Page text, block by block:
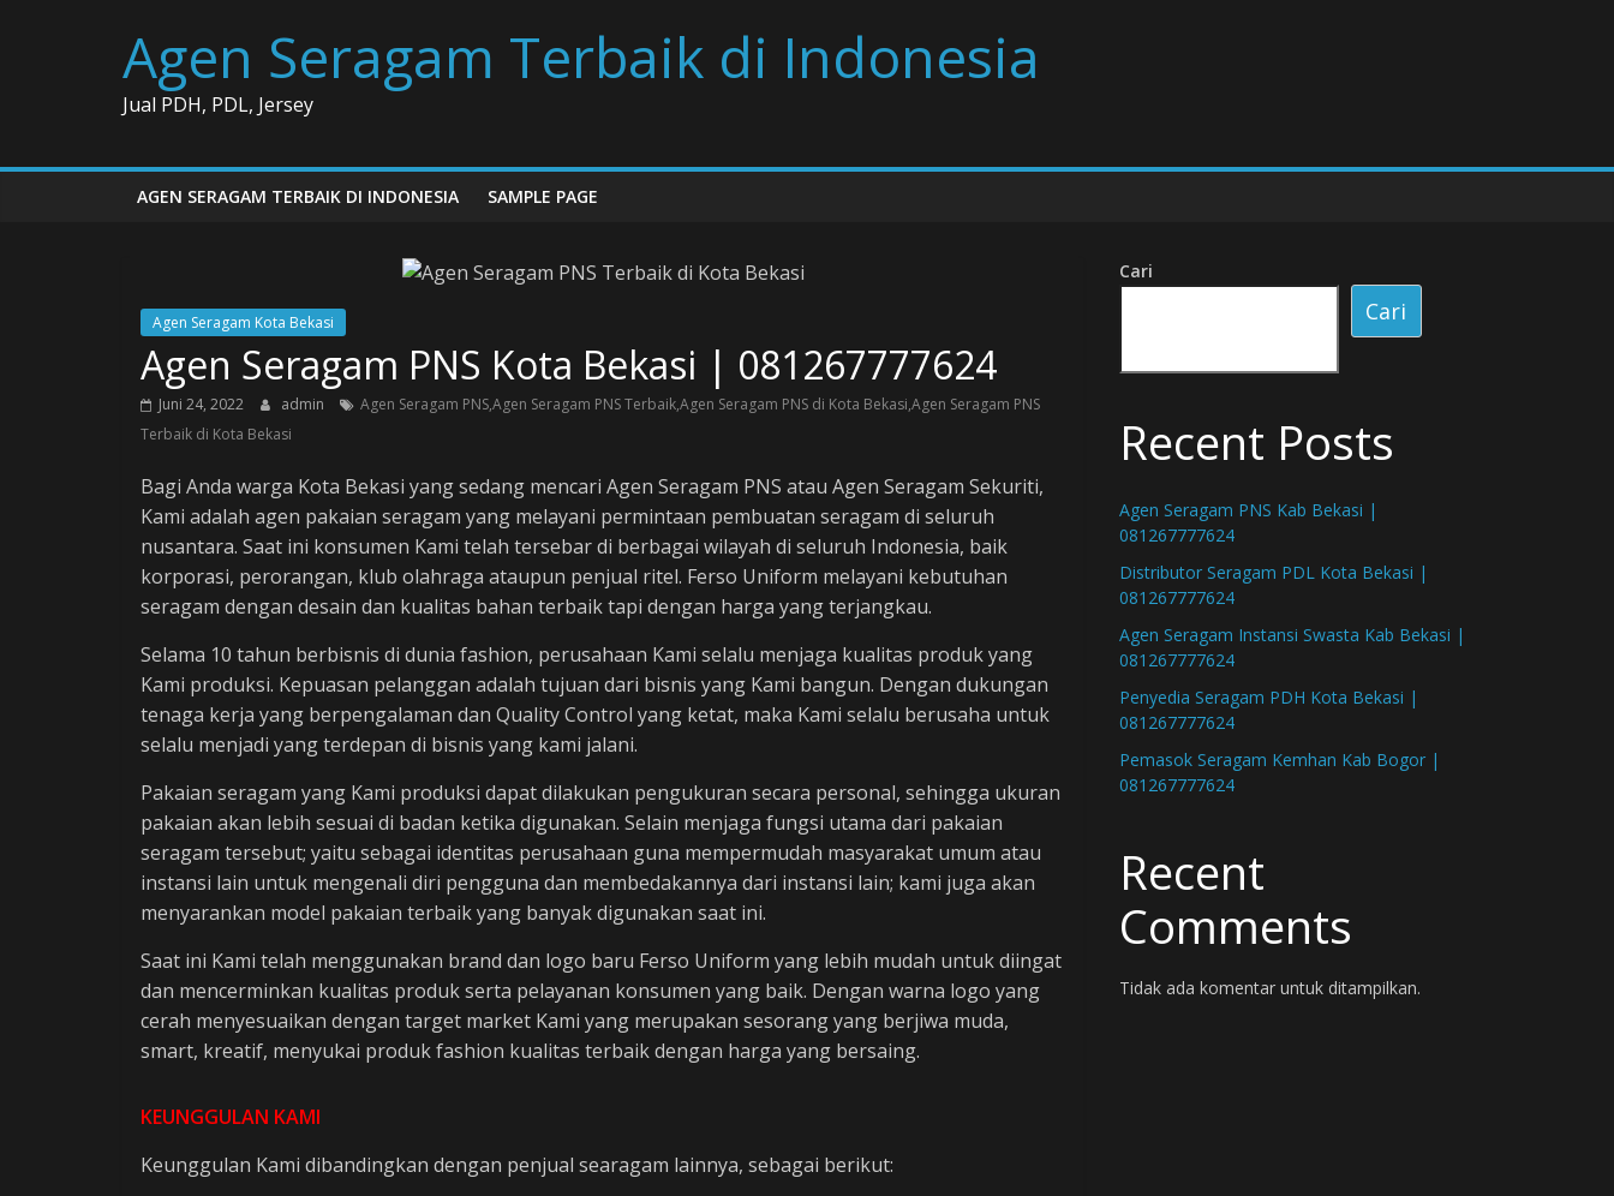
Agen Seragam Terbaik di Indonesia
Jual PDH, PDL, Jersey
AGEN SERAGAM TERBAIK DI INDONESIA SAMPLE PAGE
Agen Seragam Kota Bekasi
Agen Seragam PNS Kota Bekasi | 081267777624
Juni 24, 2022 admin
Agen Seragam PNS,Agen Seragam PNS Terbaik,Agen Seragam PNS di Kota Bekasi,Agen Seragam PNS
Terbaik di Kota Bekasi
Bagi Anda warga Kota Bekasi yang sedang mencari Agen Seragam PNS atau Agen Seragam Sekuriti,
Kami adalah agen pakaian seragam yang melayani permintaan pembuatan seragam di seluruh
nusantara. Saat ini konsumen Kami telah tersebar di berbagai wilayah di seluruh Indonesia, baik
korporasi, perorangan, klub olahraga ataupun penjual ritel. Ferso Uniform melayani kebutuhan
seragam dengan desain dan kualitas bahan terbaik tapi dengan harga yang terjangkau.
Selama 10 tahun berbisnis di dunia fashion, perusahaan Kami selalu menjaga kualitas produk yang
Kami produksi. Kepuasan pelanggan adalah tujuan dari bisnis yang Kami bangun. Dengan dukungan
tenaga kerja yang berpengalaman dan Quality Control yang ketat, maka Kami selalu berusaha untuk
selalu menjadi yang terdepan di bisnis yang kami jalani.
Pakaian seragam yang Kami produksi dapat dilakukan pengukuran secara personal, sehingga ukuran
pakaian akan lebih sesuai di badan ketika digunakan. Selain menjaga fungsi utama dari pakaian
seragam tersebut; yaitu sebagai identitas perusahaan guna mempermudah masyarakat umum atau
instansi lain untuk mengenali diri pengguna dan membedakannya dari instansi lain; kami juga akan
menyarankan model pakaian terbaik yang banyak digunakan saat ini.
Saat ini Kami telah menggunakan brand dan logo baru Ferso Uniform yang lebih mudah untuk diingat
dan mencerminkan kualitas produk serta pelayanan konsumen yang baik. Dengan warna logo yang
cerah menyesuaikan dengan target market Kami yang merupakan sesorang yang berjiwa muda,
smart, kreatif, menyukai produk fashion kualitas terbaik dengan harga yang bersaing.
KEUNGGULAN KAMI
Keunggulan Kami dibandingkan dengan penjual searagam lainnya, sebagai berikut:
Cari
Cari
Recent Posts
Agen Seragam PNS Kab Bekasi |
081267777624
Distributor Seragam PDL Kota Bekasi |
081267777624
Agen Seragam Instansi Swasta Kab Bekasi |
081267777624
Penyedia Seragam PDH Kota Bekasi |
081267777624
Pemasok Seragam Kemhan Kab Bogor |
081267777624
Recent
Comments
Tidak ada komentar untuk ditampilkan.